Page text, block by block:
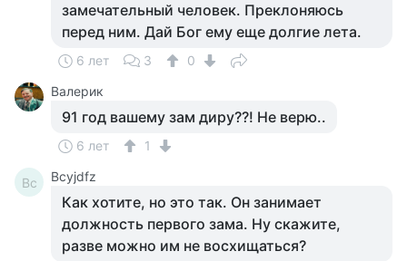
замечательный человек. Преклоняюсь
перед ним. Дай Бог ему еще долгие лета.
6 лет 3
0
Валерик
91 год вашему зам диру??! Не верю..
6 лет 1
Bc Bcyjdfz
Как хотите, но это так. Он занимает
должность первого зама. Ну скажите,
разве можно им не восхищаться?